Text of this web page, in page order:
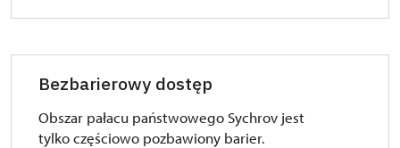
Bezbarierowy dostęp
Obszar pałacu państwowego Sychrov jest
tylko częściowo pozbawiony barier.